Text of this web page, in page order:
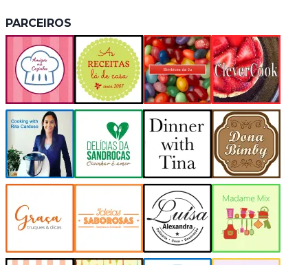
PARCEIROS